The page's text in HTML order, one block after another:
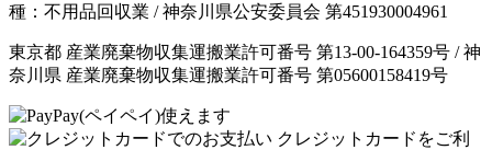
種：不用品回収業 / 神奈川県公安委員会 第451930004961
東京都 産業廃棄物収集運搬業許可番号 第13-00-164359号 / 神
奈川県 産業廃棄物収集運搬業許可番号 第05600158419号
クレジットカードをご利